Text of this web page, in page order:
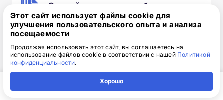
Скачайте заявку на обучение
.doc, 32.52 Кб
Скачайте шаблон, заполните и отправьте по
электронной почтеinfo@1-academy.ru.
Обязательно укажите контактный номер телефон.
Наш специалист свяжется с вами и утонит все
Этот сайт использует файлы cookie для
улучшения пользовательского опыта и анализа
посещаемости
Продолжая использовать этот сайт, вы соглашаетесь на
использование файлов cookie в соответствии с нашей Политикой
конфиденциальности.
Хорошо